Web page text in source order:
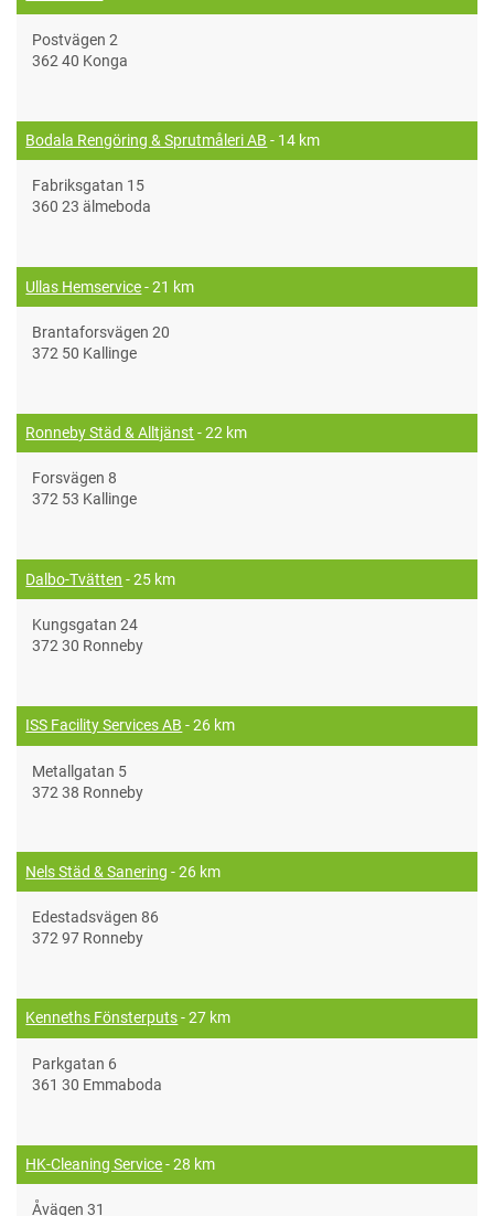
Postvägen 2
362 40 Konga
Bodala Rengöring & Sprutmåleri AB - 14 km
Fabriksgatan 15
360 23 älmeboda
Ullas Hemservice- 21 km
Brantaforsvägen 20
372 50 Kallinge
Ronneby Städ & Alltjänst - 22 km
Forsvägen 8
372 53 Kallinge
Dalbo-Tvätten - 25 km
Kungsgatan 24
372 30 Ronneby
ISS Facility Services AB - 26 km
Metallgatan 5
372 38 Ronneby
Nels Städ & Sanering - 26 km
Edestadsvägen 86
372 97 Ronneby
Kenneths Fönsterputs- 27 km
Parkgatan 6
361 30 Emmaboda
HK-Cleaning Service- 28 km
Åvägen 31